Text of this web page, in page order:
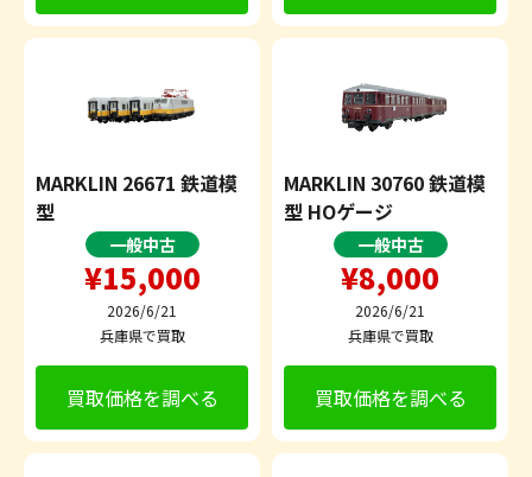
MARKLIN 26671 鉄道模
型
一般中古
¥15,000
2026/6/21
兵庫県で買取
買取価格を調べる
MARKLIN 30760 鉄道模
型 HOゲージ
一般中古
¥8,000
2026/6/21
兵庫県で買取
買取価格を調べる